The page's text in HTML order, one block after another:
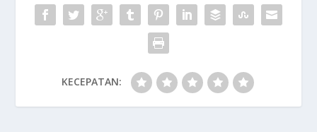
KECEPATAN: